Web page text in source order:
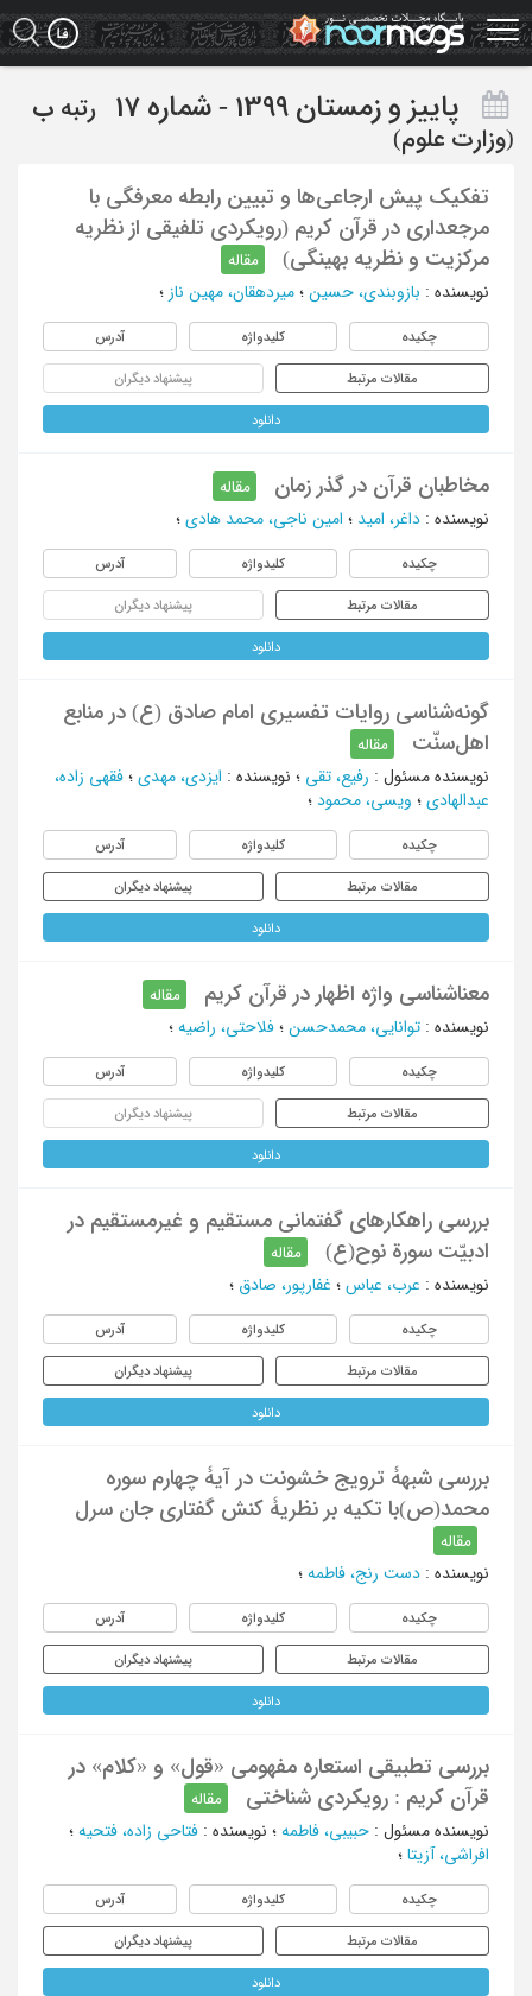
Skip
to
main
پاییز و زمستان 1399 - شماره 17 رتبه ب
(وزارت علوم)
تفکیک پیش‌ ارجاعی‌ها و تبیین رابطه معرفگی با
مرجعداری در قرآن کریم‌ (رویکردی تلفیقی از نظریه
مرکزیت و نظریه بهینگی)
مقاله
نویسنده : بازوبندی، حسین ؛ میردهقان، مهین ناز ؛
چکیده کلیدواژه آدرس
مقالات مرتبط پیشنهاد دیگران
دانلود
مخاطبان قرآن در گذر زمان
مقاله
نویسنده : داغر، امید ؛ امین ناجی، محمد هادی ؛
چکیده کلیدواژه آدرس
مقالات مرتبط پیشنهاد دیگران
دانلود
گونه‌شناسی روایات تفسیری امام صادق (ع) در منابع
اهل‌سنّت
مقاله
نویسنده مسئول : رفیع، تقی ؛ نویسنده : ایزدی، مهدی ؛ فقهی زاده،
عبدالهادی ؛ ویسی، محمود ؛
چکیده کلیدواژه آدرس
مقالات مرتبط پیشنهاد دیگران
دانلود
معناشناسی واژه اظهار در قرآن کریم
مقاله
نویسنده : توانایی، محمدحسن ؛ فلاحتی، راضیه ؛
چکیده کلیدواژه آدرس
مقالات مرتبط پیشنهاد دیگران
دانلود
بررسی راهکارهای گفتمانی مستقیم و غیرمستقیم در
ادبیّت سورة نوح(ع)
مقاله
نویسنده : عرب، عباس ؛ غفارپور، صادق ؛
چکیده کلیدواژه آدرس
مقالات مرتبط پیشنهاد دیگران
دانلود
بررسی شبهۀ ترویج خشونت در آیۀ چهارم سوره
محمد(ص)با تکیه بر نظریۀ کنش گفتاری جان سرل
مقاله
نویسنده : دست رنج، فاطمه ؛
چکیده کلیدواژه آدرس
مقالات مرتبط پیشنهاد دیگران
دانلود
بررسی تطبیقی استعاره مفهومی «قول» و «کلام» در
قرآن کریم : رویکردی شناختی
مقاله
نویسنده مسئول : حبیبی، فاطمه ؛ نویسنده : فتاحی زاده، فتحیه ؛
افراشی، آزیتا ؛
چکیده کلیدواژه آدرس
مقالات مرتبط پیشنهاد دیگران
دانلود